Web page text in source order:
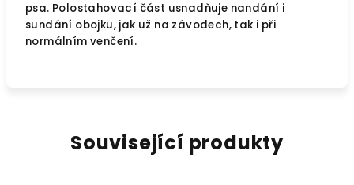
psa. Polostahovací část usnadňuje nandání i
sundání obojku, jak už na závodech, tak i při
normálním venčení.
Související produkty